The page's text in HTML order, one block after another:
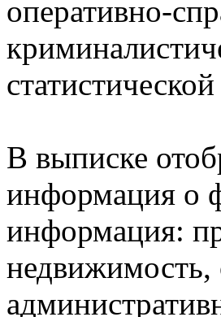
оперативно-
В выписке
информация о
информация:
недвижимость,